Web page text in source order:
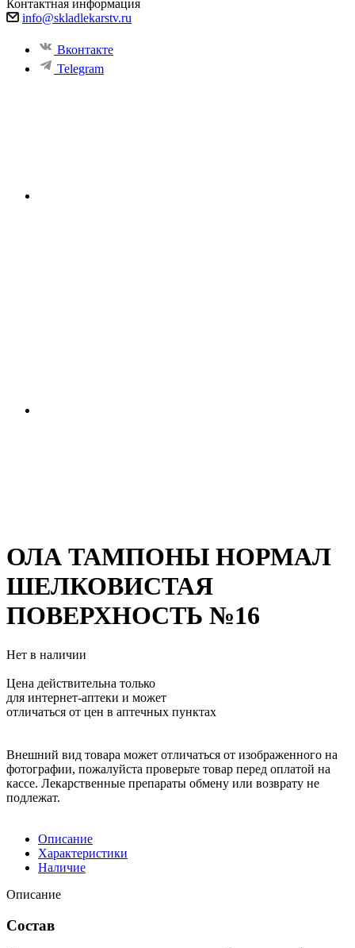
Контактная информация
info@skladlekarstv.ru
Вконтакте
Telegram
ОЛА ТАМПОНЫ НОРМАЛ
ШЕЛКОВИСТАЯ
ПОВЕРХНОСТЬ №16
Нет в наличии
Цена действительна только
для интернет-аптеки и может
отличаться от цен в аптечных пунктах
Внешний вид товара может отличаться от изображенного на
фотографии, пожалуйста проверьте товар перед оплатой на
кассе. Лекарственные препараты обмену или возврату не
подлежат.
Описание
Характеристики
Наличие
Описание
Состав